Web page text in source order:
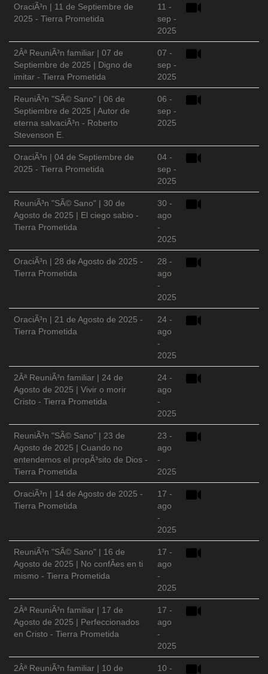
OraciÃ³n | 11 de Septiembre de
2025 - Tierra Prometida
11 -
sep -
2025
2Âª ReuniÃ³n familiar | 07 de
Septiembre de 2025 | Digno de
imitar - Tierra Prometida
07 -
sep -
2025
ReuniÃ³n "SÃ© Sano" | 06 de
Septiembre de 2025 | Autor de
eterna salvaciÃ³n - Roberto
Stevenson E.
06 -
sep -
2025
OraciÃ³n | 04 de Septiembre de
2025 - Tierra Prometida
04 -
sep -
2025
ReuniÃ³n "SÃ© Sano" | 30 de
Agosto de 2025 | El ciego sabio -
Tierra Prometida
30 -
ago
-
2025
OraciÃ³n | 28 de Agosto de 2025 -
Tierra Prometida
28 -
ago
-
2025
OraciÃ³n | 21 de Agosto de 2025 -
Tierra Prometida
24 -
ago
-
2025
2Âª ReuniÃ³n familiar | 24 de
Agosto de 2025 | Vivir o morir
Cristo - Tierra Prometida
24 -
ago
-
2025
ReuniÃ³n "SÃ© Sano" | 23 de
Agosto de 2025 | Cuando no
entendemos el propÃ³sito de Dios -
Tierra Prometida
23 -
ago
-
2025
OraciÃ³n | 14 de Agosto de 2025 -
Tierra Prometida
17 -
ago
-
2025
ReuniÃ³n "SÃ© Sano" | 16 de
Agosto de 2025 | No confÃ­es en ti
mismo - Tierra Prometida
17 -
ago
-
2025
2Âª ReuniÃ³n familiar | 17 de
Agosto de 2025 | Perfeccionados
en Cristo - Tierra Prometida
17 -
ago
-
2025
2Âª ReuniÃ³n familiar | 10 de
10 -